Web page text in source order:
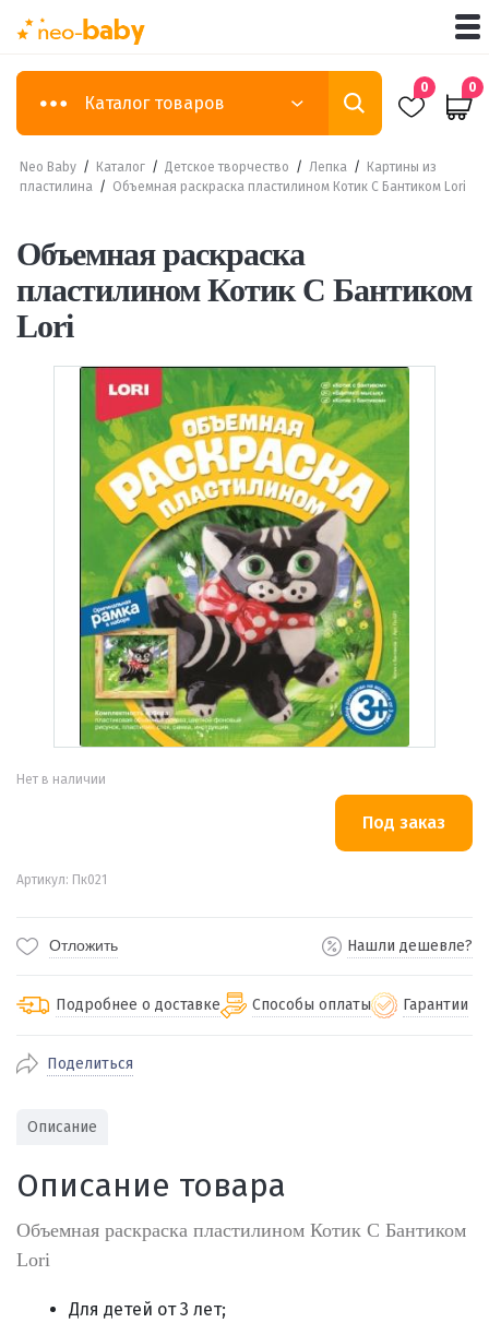
Каталог товаров
0 0
Neo Baby / Каталог / Детское творчество / Лепка /
Картины из
пластилина / Объемная раскраска пластилином Котик С Бантиком Lori
Объемная раскраска
пластилином Котик С Бантиком
Lori
Нет в наличии
Артикул: Пк021
Отложить Нашли дешевле?
Подробнее о доставке
По Екатеринбургу бесплатная
Отправляем во все регионы России
доставка, Почта РФ или любой другой
транспортной компанией на Ваш выбор
Способы оплаты
Через СБП при получении (для
Екатеринбурга и близлежащих
городов)
Гарантии
Поделиться
Описание
Описание товара
Объемная раскраска пластилином Котик С Бантиком
Lori
Для детей от 3 лет;